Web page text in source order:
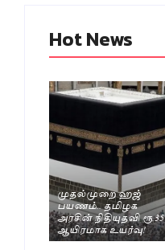
Hot News
முதல்முறை ஹஜ்
பயணம்.. தமிழக
அரசின் நிதியுதவி ரூ.35
ஆயிரமாக உயர்வு!